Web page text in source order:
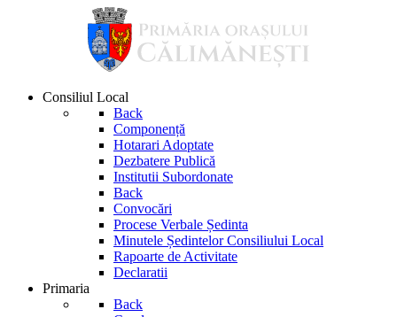
Consiliul Local
Back
Componență
Hotarari Adoptate
Dezbatere Publică
Institutii Subordonate
Back
Convocări
Procese Verbale Ședinta
Minutele Ședintelor Consiliului Local
Rapoarte de Activitate
Declaratii
Primaria
Back